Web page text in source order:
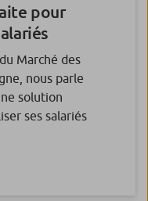
pour
Marché des
nous parle
solution
ses salariés